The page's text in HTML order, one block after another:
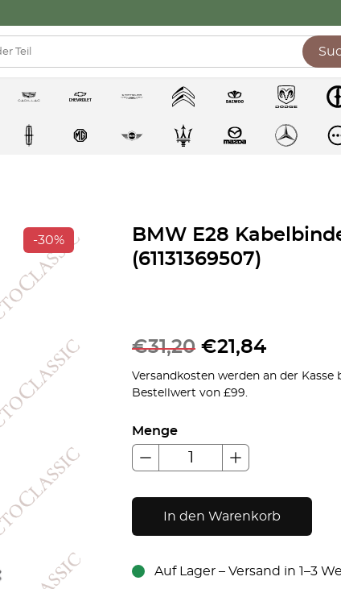
-30%
BMW E28
(61131369507)
€31,20 €21,84
Versandkosten werden an der
Bestellwert von £99.
Menge
In den Warenkorb
Auf Lager – Versand in 1–3